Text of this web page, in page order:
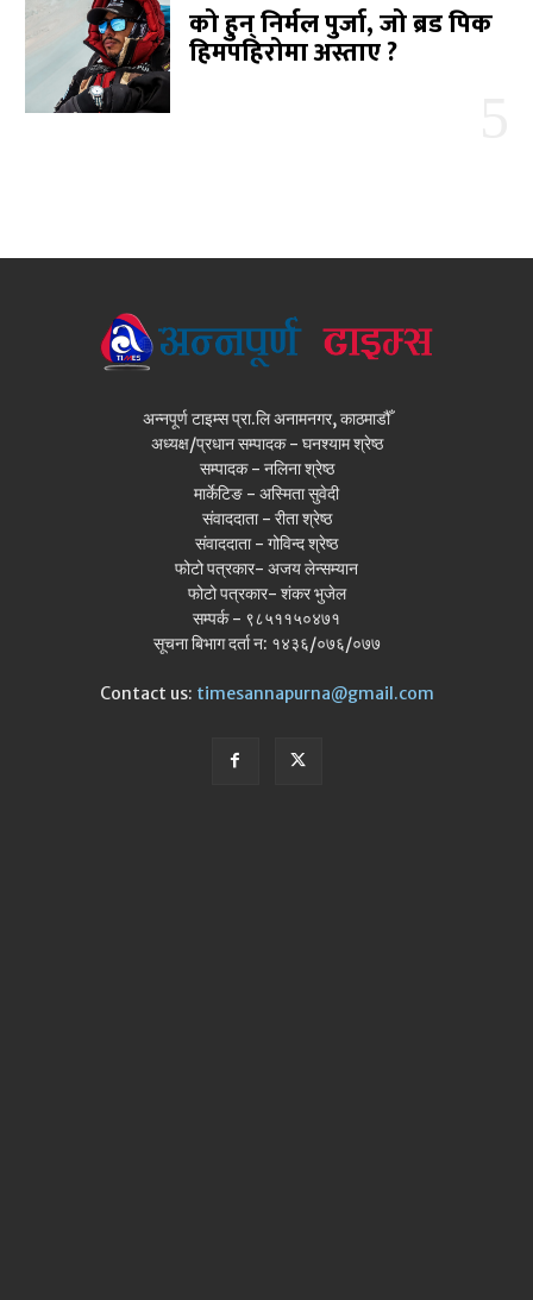
को हुन् निर्मल पुर्जा, जो ब्रड पिक
हिमपहिरोमा अस्ताए ?
अन्नपूर्ण टाइम्स प्रा.लि अनामनगर, काठमाडौँ
अध्यक्ष/प्रधान सम्पादक - घनश्याम श्रेष्ठ
सम्पादक - नलिना श्रेष्ठ
मार्केटिङ - अस्मिता सुवेदी
संवाददाता - रीता श्रेष्ठ
संवाददाता - गोविन्द श्रेष्ठ
फोटो पत्रकार- अजय लेन्सम्यान
फोटो पत्रकार- शंकर भुजेल
सम्पर्क - ९८५११५०४७१
सूचना बिभाग दर्ता न: १४३६/०७६/०७७
Contact us: timesannapurna@gmail.com